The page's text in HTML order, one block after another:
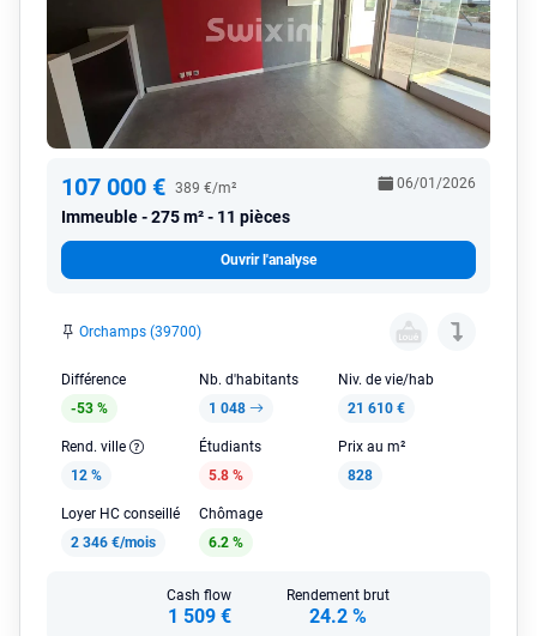
107 000 € 389 €/m²
Immeuble 275 m² - 11 pièces
06/01/2026
Ouvrir l'analyse
Orchamps (39700)
Différence
-53 %
Nb. d'habitants
1 048
Niv. de vie/hab
21 610 €
Rend. ville
12 %
Étudiants
5.8 %
Prix au m²
828
Loyer HC conseillé
2 346 €/mois
Chômage
6.2 %
Cash flow
1 509 €
Rendement brut
24.2 %